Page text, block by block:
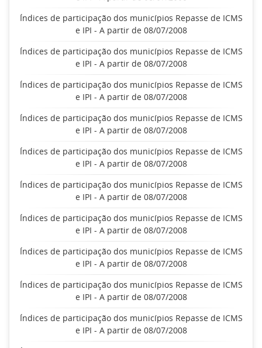
Índices de participação dos municípios Repasse de ICMS
e IPI - A partir de 08/07/2008
Índices de participação dos municípios Repasse de ICMS
e IPI - A partir de 08/07/2008
Índices de participação dos municípios Repasse de ICMS
e IPI - A partir de 08/07/2008
Índices de participação dos municípios Repasse de ICMS
e IPI - A partir de 08/07/2008
Índices de participação dos municípios Repasse de ICMS
e IPI - A partir de 08/07/2008
Índices de participação dos municípios Repasse de ICMS
e IPI - A partir de 08/07/2008
Índices de participação dos municípios Repasse de ICMS
e IPI - A partir de 08/07/2008
Índices de participação dos municípios Repasse de ICMS
e IPI - A partir de 08/07/2008
Índices de participação dos municípios Repasse de ICMS
e IPI - A partir de 08/07/2008
Índices de participação dos municípios Repasse de ICMS
e IPI - A partir de 08/07/2008